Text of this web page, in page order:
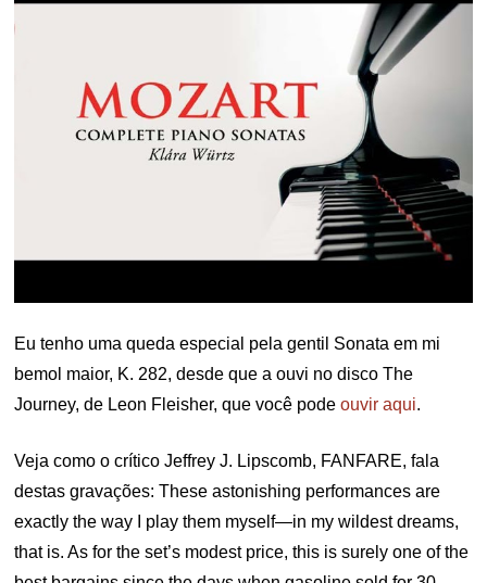
Eu tenho uma queda especial pela gentil Sonata em mi
bemol maior, K. 282, desde que a ouvi no disco The
Journey, de Leon Fleisher, que você podeouvir aqui.
Veja como o crítico Jeffrey J. Lipscomb, FANFARE, fala
destas gravações: These astonishing performances are
exactly the way I play them myself—in my wildest dreams,
that is. As for the set’s modest price, this is surely one of the